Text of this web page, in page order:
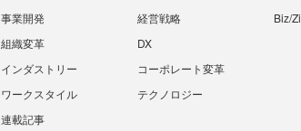
事業開発
経営戦略
組織変革
DX
インダストリー
コーポレート変革
ワークスタイル
テクノロジー
連載記事
Biz/